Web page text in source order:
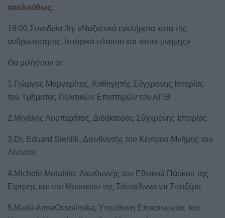
ακολούθως:
19:00 Συνεδρία 3η: «Ναζιστικά εγκλήματα κατά της
ανθρωπότητας. Ιστορικό πλαίσιο και τόποι μνήμης»
Θα μιλήσουν οι:
1.Γιώργος Μαργαρίτης, Καθηγητής Σύγχρονης Ιστορίας
του Tμήματος Πολιτικών Επιστημών του ΑΠΘ
2.Μιχάλης Λυμπεράτος, Διδάκτορας Σύγχρονης Ιστορίας
3.Dr. Eduard Stehlík, Διευθυντής του Κέντρου Μνήμης του
Λίντιτσε
4.Michele Morabito, Διευθυντής του Εθνικού Πάρκου της
Ειρήνης και του Μουσείου της Σάντα Άννα ντι Στατζέμα
5.Maria AnnaOssolinska, Υπεύθυνη Επικοινωνίας του